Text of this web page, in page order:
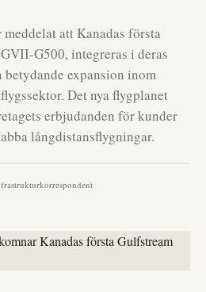
att Kanadas första
G500, integreras i deras
expansion inom
Det nya flygplanet
erbjudanden för kunder
långdistansflygningar.